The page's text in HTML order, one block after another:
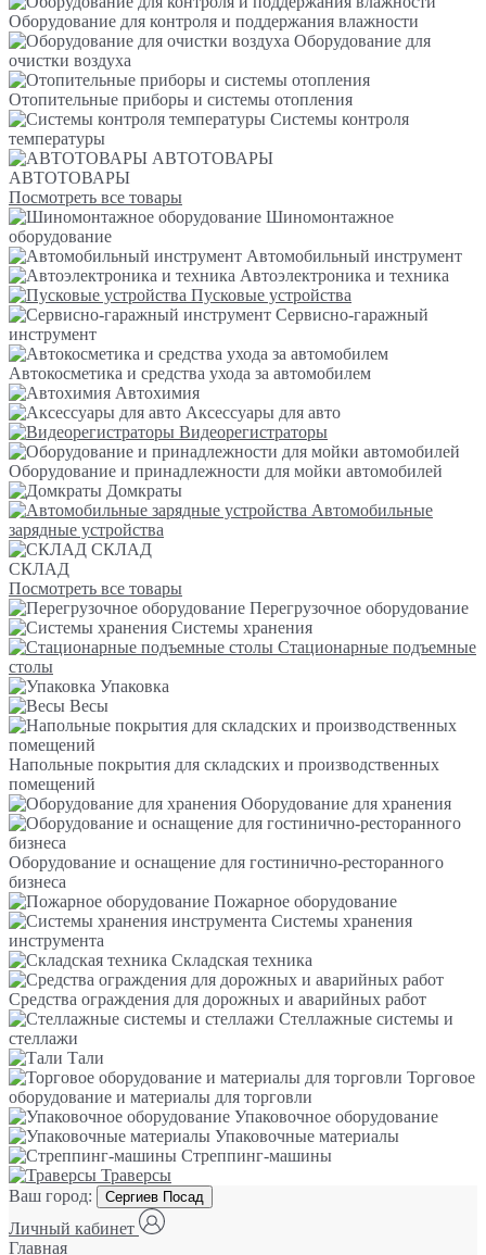
Оборудование для контроля и поддержания влажности
Оборудование для
очистки воздуха
Отопительные приборы и системы отопления
Системы контроля
температуры
АВТОТОВАРЫ
АВТОТОВАРЫ
Посмотреть все товары
Шиномонтажное
оборудование
Автомобильный инструмент
Автоэлектроника и техника
Пусковые устройства
Сервисно-гаражный
инструмент
Автокосметика и средства ухода за автомобилем
Автохимия
Аксессуары для авто
Видеорегистраторы
Оборудование и принадлежности для мойки автомобилей
Домкраты
Автомобильные
зарядные устройства
СКЛАД
СКЛАД
Посмотреть все товары
Перегрузочное оборудование
Системы хранения
Стационарные подъемные
столы
Упаковка
Весы
Напольные покрытия для складских и производственных
помещений
Оборудование для хранения
Оборудование и оснащение для гостинично-ресторанного
бизнеса
Пожарное оборудование
Системы хранения
инструмента
Складская техника
Средства ограждения для дорожных и аварийных работ
Стеллажные системы и
стеллажи
Тали
Торговое
оборудование и материалы для торговли
Упаковочное оборудование
Упаковочные материалы
Стреппинг-машины
Траверсы
Ваш город:
Сергиев Посад
Личный кабинет
Главная